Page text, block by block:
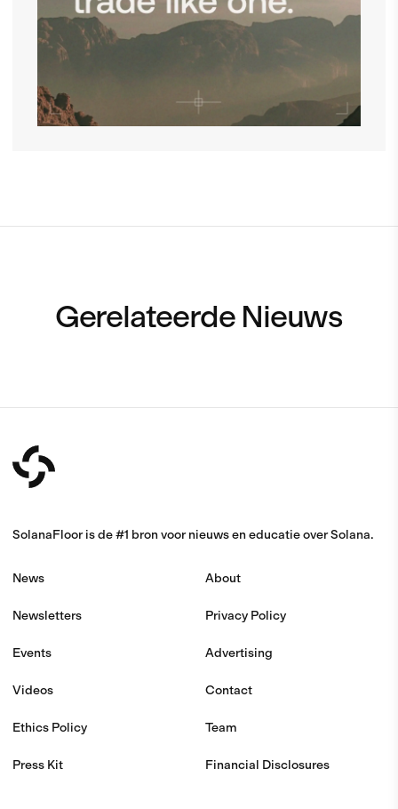
Gerelateerde Nieuws
SolanaFloor is de #1 bron voor nieuws en educatie over Solana.
News
Newsletters
Events
Videos
Ethics Policy
Press Kit
About
Privacy Policy
Advertising
Contact
Team
Financial Disclosures